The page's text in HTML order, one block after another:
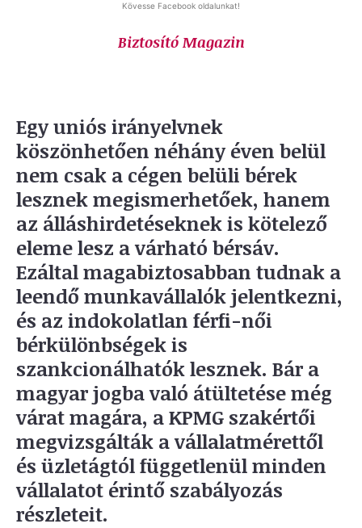
Kövesse Facebook oldalunkat!
Biztosító Magazin
Egy uniós irányelvnek
köszönhetően néhány éven belül
nem csak a cégen belüli bérek
lesznek megismerhetőek, hanem
az álláshirdetéseknek is kötelező
eleme lesz a várható bérsáv.
Ezáltal magabiztosabban tudnak a
leendő munkavállalók jelentkezni,
és az indokolatlan férfi-női
bérkülönbségek is
szankcionálhatók lesznek. Bár a
magyar jogba való átültetése még
várat magára, a KPMG szakértői
megvizsgálták a vállalatmérettől
és üzletágtól függetlenül minden
vállalatot érintő szabályozás
részleteit.